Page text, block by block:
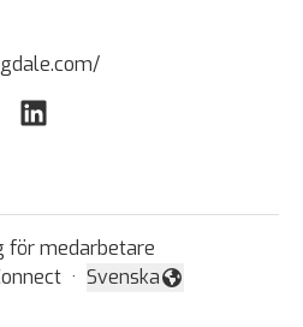
för medarbetare
· Byt språk
Svenska